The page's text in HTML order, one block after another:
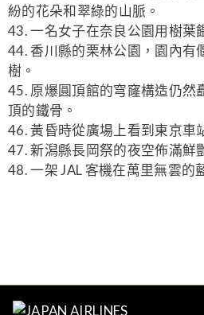
紛的花朵和翠綠的山脈。
43. 一名女子在奈良公園用樹葉
44. 香川縣的栗林公園，園內有
樹。
45. 原爆圓頂館的穹窿構造仍然
頂的鐵骨。
46. 黃昏時從廣場上看到東京車
47. 新潟縣長岡祭的夜空佈滿鮮
48. 一架 JAL 客機在萬里無雲的